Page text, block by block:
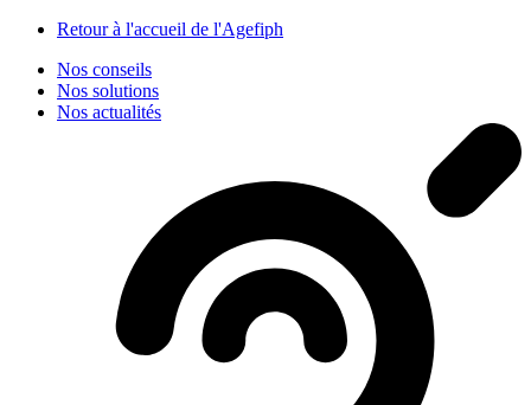
Retour à l'accueil de l'Agefiph
Nos conseils
Nos solutions
Nos actualités